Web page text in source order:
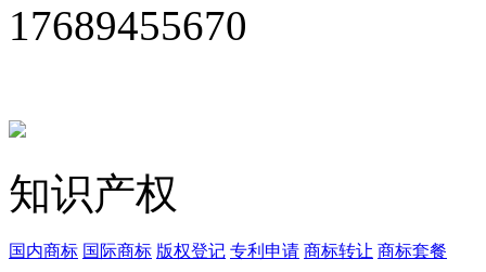
17689455670
知识产权
国内商标 国际商标 版权登记 专利申请 商标转让 商标套餐